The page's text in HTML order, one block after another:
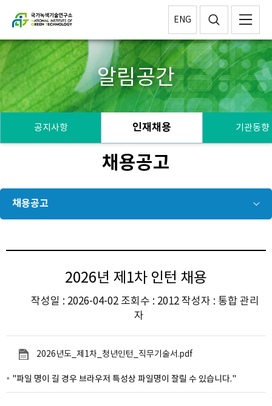
ENG
알림공간
공지사항 인재채용 기관동향
채용공고
채용공고
2026년 제1차 인턴 채용
작성일 : 2026-04-02 조회수 : 2012 작성자 : 통합 관리
자
2026년도_제1차_청년인턴_직무기술서.pdf
"파일 명이 길 경우 브라우저 특성상 파일명이 잘릴 수 있습니다."